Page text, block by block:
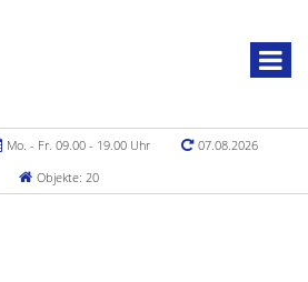
Mo. - Fr. 09.00 - 19.00 Uhr
07.08.2026
Objekte: 20